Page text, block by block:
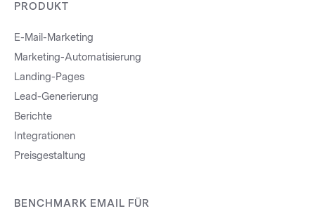
PRODUKT
E-Mail-Marketing
Marketing-Automatisierung
Landing-Pages
Lead-Generierung
Berichte
Integrationen
Preisgestaltung
BENCHMARK EMAIL FÜR